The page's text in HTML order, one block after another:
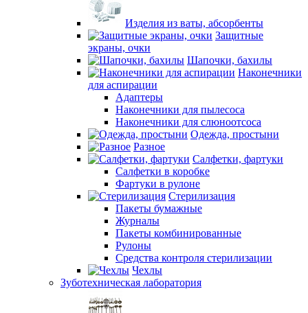
Изделия из ваты, абсорбенты
Защитные
экраны, очки
Шапочки, бахилы
Наконечники
для аспирации
Адаптеры
Наконечники для пылесоса
Наконечники для слюноотсоса
Одежда, простыни
Разное
Салфетки, фартуки
Салфетки в коробке
Фартуки в рулоне
Стерилизация
Пакеты бумажные
Журналы
Пакеты комбинированные
Рулоны
Средства контроля стерилизации
Чехлы
Зуботехническая лаборатория